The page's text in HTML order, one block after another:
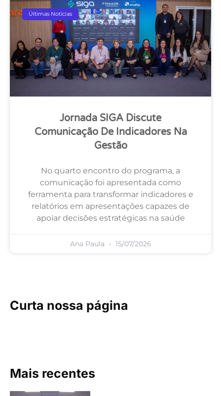
Últimas Notícias
Jornada SIGA Discute
Comunicação De Indicadores Na
Gestão
No quarto encontro do programa, a
comunicação foi apresentada como
ferramenta para transformar indicadores e
relatórios em apresentações capazes de
apoiar decisões estratégicas na saúde
Ana Paula 15/07/2026
Curta nossa página
Mais recentes